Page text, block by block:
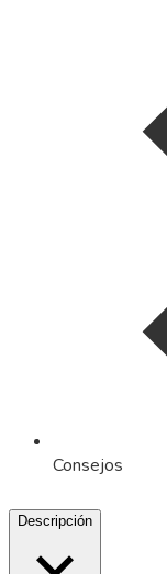
Consejos
Descripción